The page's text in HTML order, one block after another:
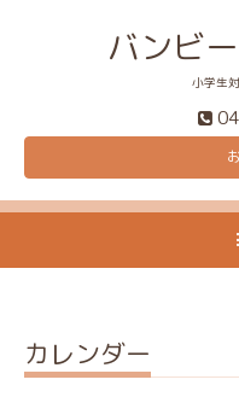
バンビ
小学生
カレンダー